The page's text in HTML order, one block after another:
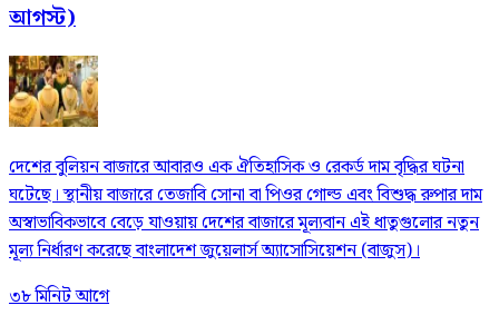
আগস্ট)
দেশের বুলিয়ন বাজারে আবারও এক ঐতিহাসিক ও রেকর্ড দাম বৃদ্ধির ঘটনা
ঘটেছে। স্থানীয় বাজারে তেজাবি সোনা বা পিওর গোল্ড এবং বিশুদ্ধ রুপার দাম
অস্বাভাবিকভাবে বেড়ে যাওয়ায় দেশের বাজারে মূল্যবান এই ধাতুগুলোর নতুন
মূল্য নির্ধারণ করেছে বাংলাদেশ জুয়েলার্স অ্যাসোসিয়েশন (বাজুস)।
৩৮ মিনিট আগে